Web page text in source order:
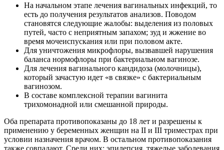
На начальном этапе лечения вагинальных инфекций, то
есть до получения результатов анализов. Поводом
становятся следующие жалобы: выделения из половых
путей, часто с неприятным запахом; зуд и жжение во
время мочеиспускания или при половом акте.
Для уничтожения микрофлоры, вызвавшей нарушения
баланса нормофлоры при бактериальном вагинозе.
Для лечения вагинального кандидоза (молочницы),
который зачастую идет «в связке» с бактериальным
вагинозом.
В составе комплексной терапии вагинита
трихомонадной или смешанной природы.
Оба препарата противопоказаны до 18 лет и разрешены к
применению у беременных женщин на II и III триместрах при
условии назначения врачом. В остальном противопоказания
также совпадают. Среди них: эпилепсия, тяжелые заболевания